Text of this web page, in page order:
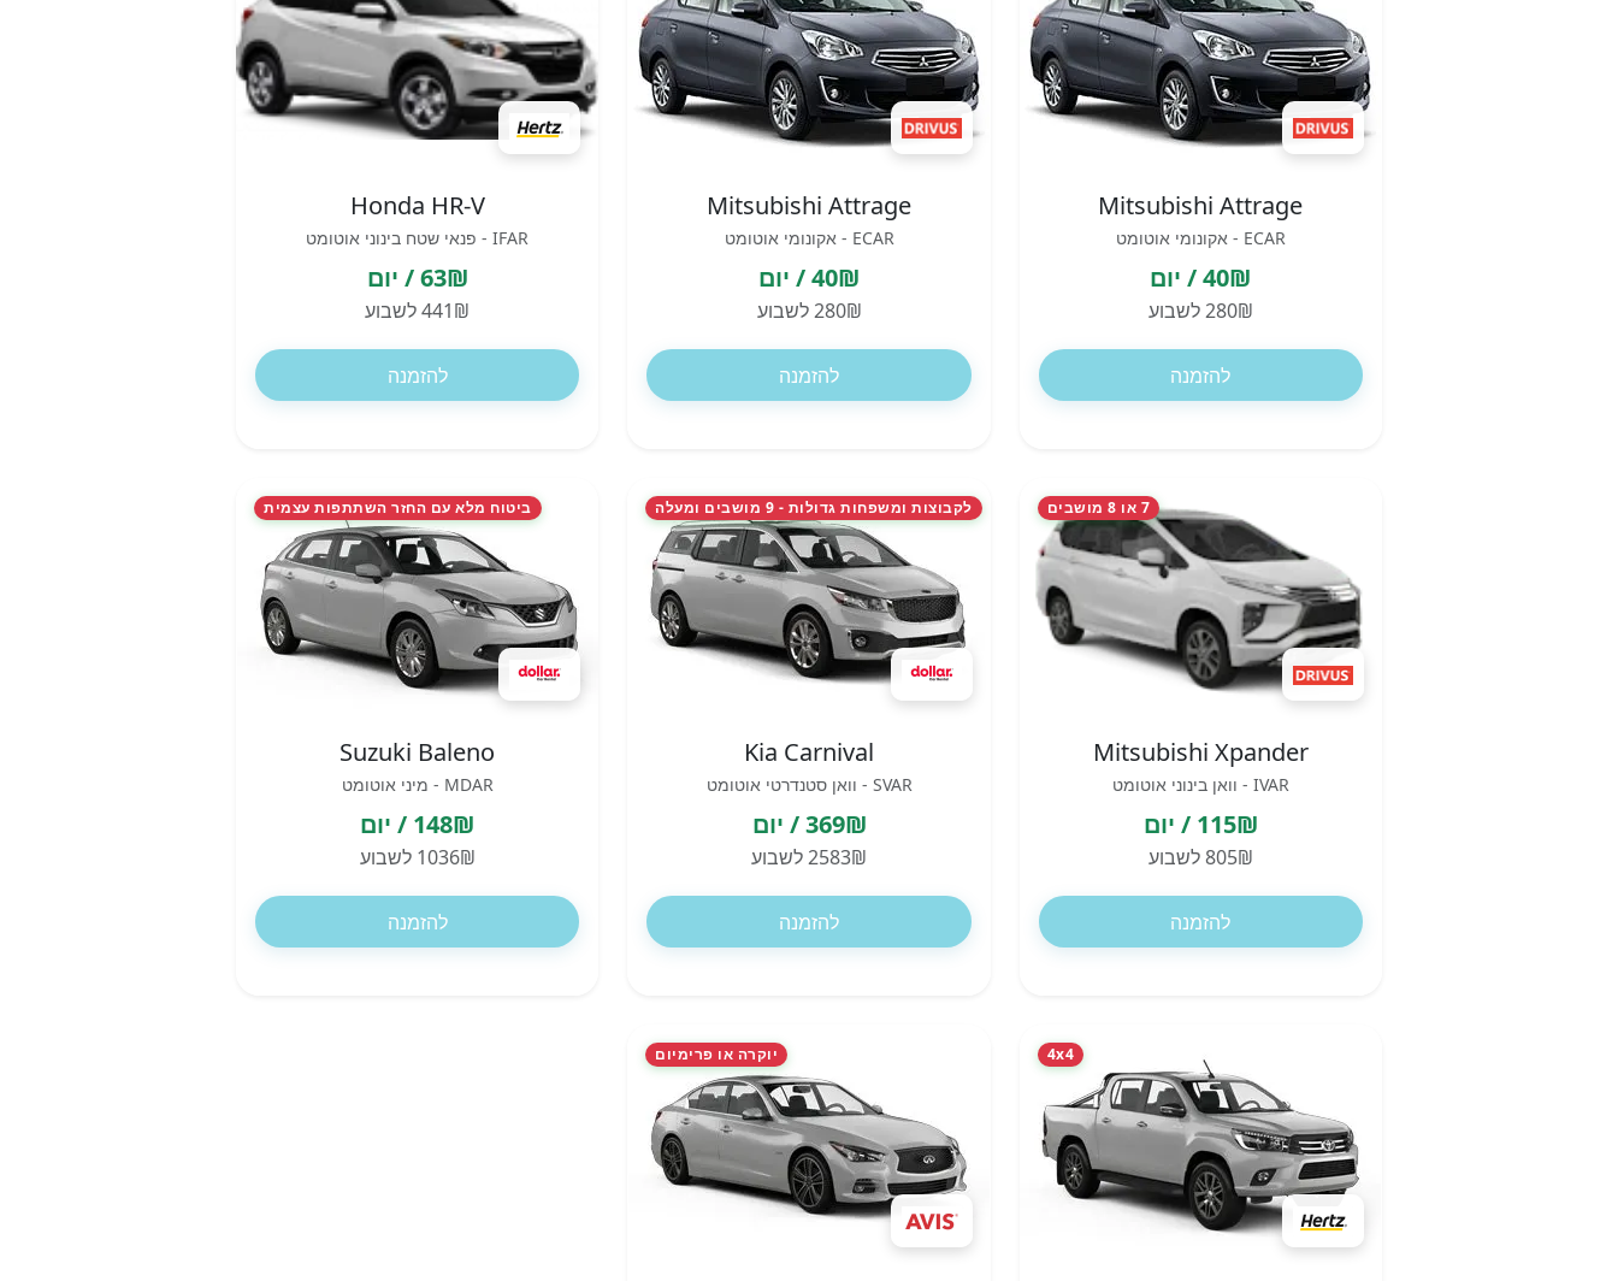
Mitsubishi Attrage
ECAR - אקונומי אוטומט
40₪ / יום
280₪ לשבוע
להזמנה
Mitsubishi Attrage
ECAR - אקונומי אוטומט
40₪ / יום
280₪ לשבוע
להזמנה
Honda HR-V
IFAR - פנאי שטח בינוני אוטומט
63₪ / יום
441₪ לשבוע
להזמנה
7 או 8 מושבים
Mitsubishi Xpander
IVAR - וואן בינוני אוטומט
115₪ / יום
805₪ לשבוע
להזמנה
לקבוצות ומשפחות גדולות - 9 מושבים ומעלה
Kia Carnival
SVAR - וואן סטנדרטי אוטומט
369₪ / יום
2583₪ לשבוע
להזמנה
ביטוח מלא עם החזר השתתפות עצמית
Suzuki Baleno
MDAR - מיני אוטומט
148₪ / יום
1036₪ לשבוע
להזמנה
4x4 יוקרה או פרימיום